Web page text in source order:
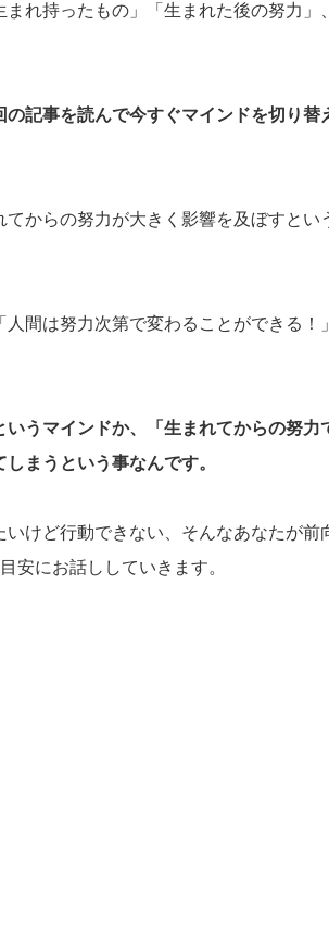
れ持ったもの」「生まれた後の努力」
記事を読んで今すぐマインドを切り替
からの努力が大きく影響を及ぼすとい
間は努力次第で変わることができる！
いうマインドか、「生まれてからの努力
まうという事なんです。
けど行動できない、そんなあなたが前
安にお話ししていきます。